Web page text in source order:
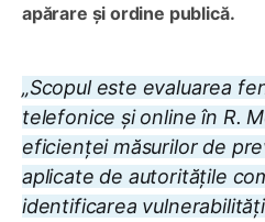
apărare și ordine publică.
„Scopul este evaluarea
telefonice și online în R.
eficienței măsurilor de
aplicate de autoritățile
identificarea